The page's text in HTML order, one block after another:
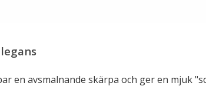
en avsmalnande skärpa och ger en mjuk